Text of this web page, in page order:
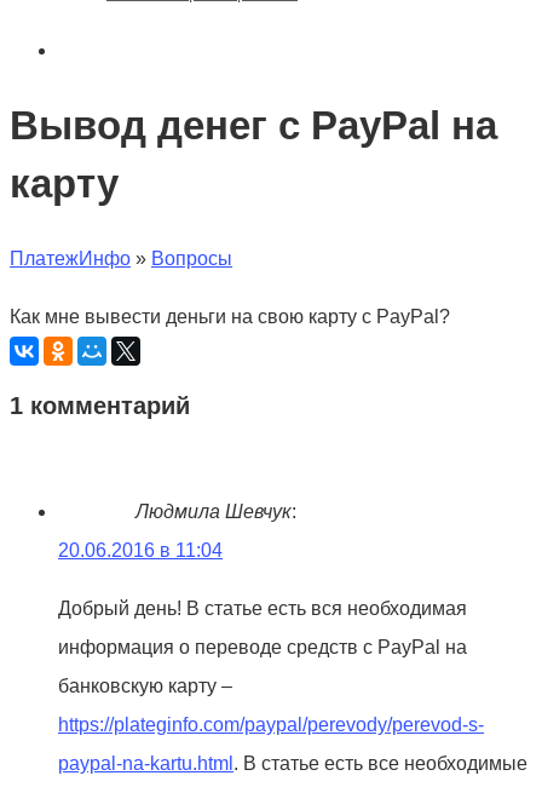
Вывод денег с PayPal на
карту
ПлатежИнфо » Вопросы
Как мне вывести деньги на свою карту с PayPal?
1 комментарий
Людмила Шевчук:
20.06.2016 в 11:04
Добрый день! В статье есть вся необходимая
информация о переводе средств с PayPal на
банковскую карту –
https://plateginfo.com/paypal/perevody/perevod-s-
paypal-na-kartu.html . В статье есть все необходимые